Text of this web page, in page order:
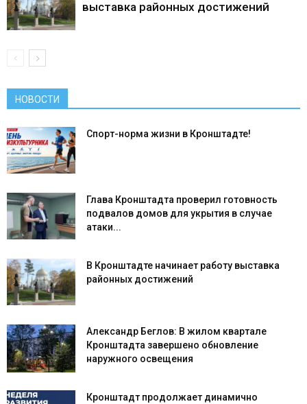
выставка районных достижений
НОВОСТИ
Спорт-норма жизни в Кронштадте!
Глава Кронштадта проверил готовность
подвалов домов для укрытия в случае
атаки...
В Кронштадте начинает работу выставка
районных достижений
Александр Беглов: В жилом квартале
Кронштадта завершено обновление
наружного освещения
Кронштадт продолжает динамично